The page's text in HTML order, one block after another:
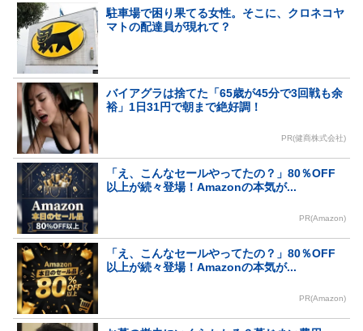
駐車場で困り果てる女性。そこに、クロネコヤ
マトの配達員が現れて？
バイアグラは捨てた「65歳が45分で3回戦も余
裕」1日31円で朝まで絶好調！
PR(健商株式会社)
「え、こんなセールやってたの？」80％OFF
以上が続々登場！Amazonの本気が...
PR(Amazon)
「え、こんなセールやってたの？」80％OFF
以上が続々登場！Amazonの本気が...
PR(Amazon)